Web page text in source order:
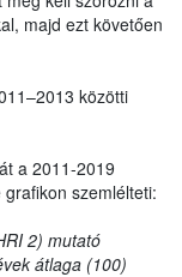
majd ezt követően
közötti
a 2011-2019
szemlélteti:
2) mutató
átlaga (100)